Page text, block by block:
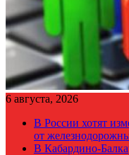
6 августа, 2026
В России хотят
от
В Кабардино-